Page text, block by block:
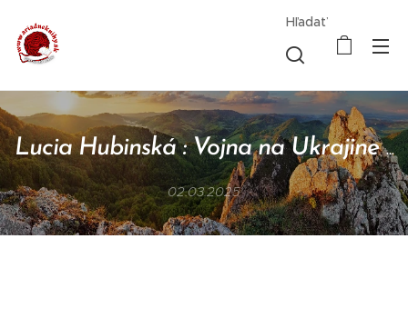
Hľadať
Lucia Hubinská : Vojna na Ukrajine...
02.03.2025